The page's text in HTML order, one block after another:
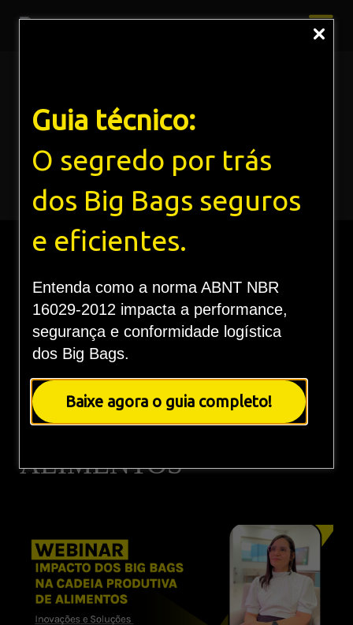
Guia técnico:
O segredo por trás
dos Big Bags seguros
e eficientes.
Entenda como a norma ABNT NBR
16029-2012 impacta a performance,
segurança e conformidade logística
dos Big Bags.
Baixe agora o guia completo!
produtiva de alimentos
Home
Blog
Impacto dos Big Bags na cadeia produtiva de
IMPACTO DOS BIG
BAGS NA CADEIA
PRODUTIVA DE
ALIMENTOS